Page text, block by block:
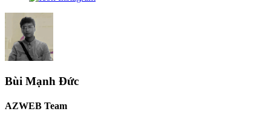
Bùi Mạnh Đức
AZWEB Team